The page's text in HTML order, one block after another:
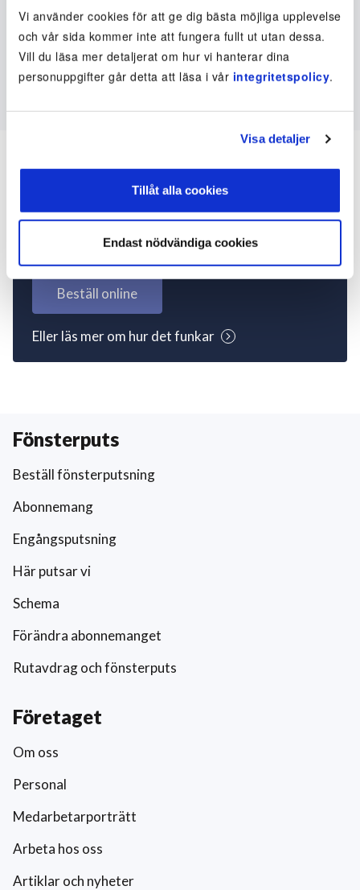
Vi använder cookies för att ge dig bästa möjliga upplevelse
och vår sida kommer inte att fungera fullt ut utan dessa.
Vill du läsa mer detaljerat om hur vi hanterar dina
personuppgifter går detta att läsa i vår integritetspolicy.
Visa detaljer
Tillåt alla cookies
Endast nödvändiga cookies
Inte kund ännu? Kom
igång nu!
Beställ online
Eller läs mer om hur det funkar
Fönsterputs
Beställ fönsterputsning
Abonnemang
Engångsputsning
Här putsar vi
Schema
Förändra abonnemanget
Rutavdrag och fönsterputs
Företaget
Om oss
Personal
Medarbetarporträtt
Arbeta hos oss
Artiklar och nyheter